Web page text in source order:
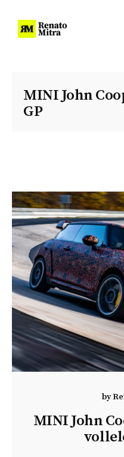
MINI John
GP
by
MINI John